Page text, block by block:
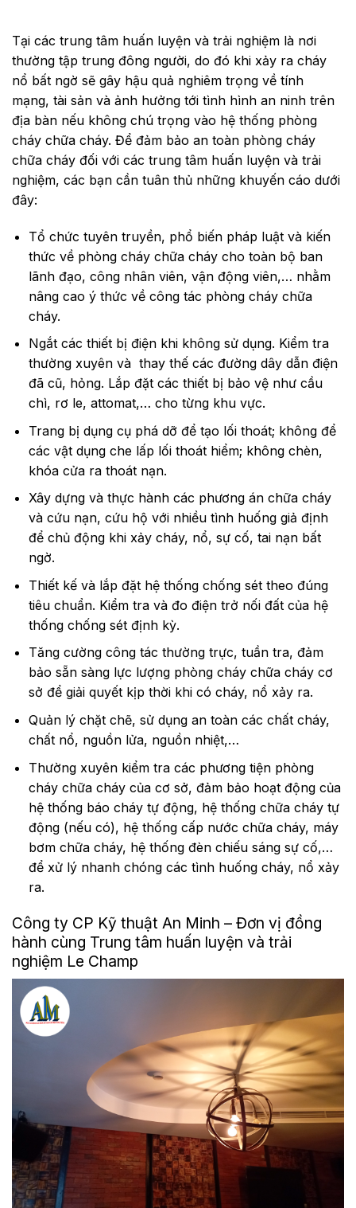
Tại các trung tâm huấn luyện và trải nghiệm là nơi
thường tập trung đông người, do đó khi xảy ra cháy
nổ bất ngờ sẽ gây hậu quả nghiêm trọng về tính
mạng, tài sản và ảnh hưởng tới tình hình an ninh trên
địa bàn nếu không chú trọng vào hệ thống phòng
cháy chữa cháy. Để đảm bảo an toàn phòng cháy
chữa cháy đối với các trung tâm huấn luyện và trải
nghiệm, các bạn cần tuân thủ những khuyến cáo dưới
đây:
Tổ chức tuyên truyền, phổ biến pháp luật và kiến
thức về phòng cháy chữa cháy cho toàn bộ ban
lãnh đạo, công nhân viên, vận động viên,… nhằm
nâng cao ý thức về công tác phòng cháy chữa
cháy.
Ngắt các thiết bị điện khi không sử dụng. Kiểm tra
thường xuyên và thay thế các đường dây dẫn điện
đã cũ, hỏng. Lắp đặt các thiết bị bảo vệ như cầu
chì, rơ le, attomat,… cho từng khu vực.
Trang bị dụng cụ phá dỡ để tạo lối thoát; không để
các vật dụng che lấp lối thoát hiểm; không chèn,
khóa cửa ra thoát nạn.
Xây dựng và thực hành các phương án chữa cháy
và cứu nạn, cứu hộ với nhiều tình huống giả định
để chủ động khi xảy cháy, nổ, sự cố, tai nạn bất
ngờ.
Thiết kế và lắp đặt hệ thống chống sét theo đúng
tiêu chuẩn. Kiểm tra và đo điện trở nối đất của hệ
thống chống sét định kỳ.
Tăng cường công tác thường trực, tuần tra, đảm
bảo sẵn sàng lực lượng phòng cháy chữa cháy cơ
sở để giải quyết kịp thời khi có cháy, nổ xảy ra.
Quản lý chặt chẽ, sử dụng an toàn các chất cháy,
chất nổ, nguồn lửa, nguồn nhiệt,…
Thường xuyên kiểm tra các phương tiện phòng
cháy chữa cháy của cơ sở, đảm bảo hoạt động của
hệ thống báo cháy tự động, hệ thống chữa cháy tự
động (nếu có), hệ thống cấp nước chữa cháy, máy
bơm chữa cháy, hệ thống đèn chiếu sáng sự cố,…
để xử lý nhanh chóng các tình huống cháy, nổ xảy
ra.
Công ty CP Kỹ thuật An Minh – Đơn vị đồng
hành cùng Trung tâm huấn luyện và trải
nghiệm Le Champ